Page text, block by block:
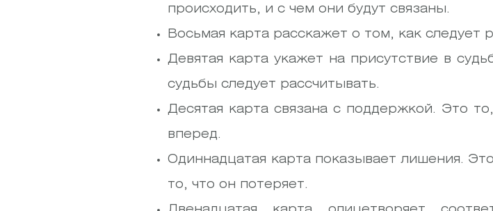
происходить, и с чем они будут связаны.
Восьмая карта расскажет о том, как следует
Девятая карта укажет на присутствие в
судьбы следует рассчитывать.
Десятая карта связана с поддержкой. Это
вперед.
Одиннадцатая карта показывает лишения.
то, что он потеряет.